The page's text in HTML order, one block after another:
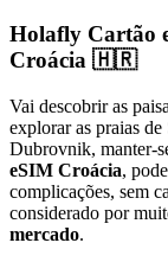
Holafly Cartão
Croácia 🇭🇷
Vai descobrir as
explorar as praias
Dubrovnik, manter-
eSIM Croácia,
complicações, sem
considerado por
mercado.